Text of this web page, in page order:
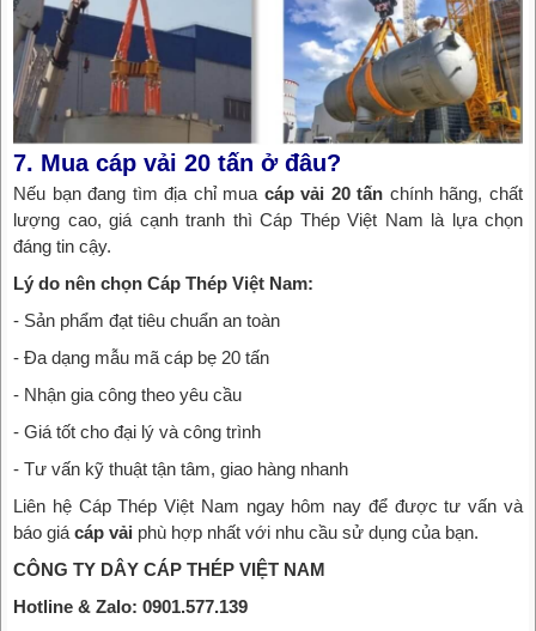
7. Mua cáp vải 20 tấn ở đâu?
Nếu bạn đang tìm địa chỉ mua cáp vải 20 tấn chính hãng, chất
lượng cao, giá cạnh tranh thì Cáp Thép Việt Nam là lựa chọn
đáng tin cậy.
Lý do nên chọn Cáp Thép Việt Nam:
- Sản phẩm đạt tiêu chuẩn an toàn
- Đa dạng mẫu mã cáp bẹ 20 tấn
- Nhận gia công theo yêu cầu
- Giá tốt cho đại lý và công trình
- Tư vấn kỹ thuật tận tâm, giao hàng nhanh
Liên hệ Cáp Thép Việt Nam ngay hôm nay để được tư vấn và
báo giá cáp vải phù hợp nhất với nhu cầu sử dụng của bạn.
CÔNG TY DÂY CÁP THÉP VIỆT NAM
Hotline & Zalo: 0901.577.139